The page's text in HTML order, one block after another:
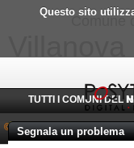
Questo sito
TUTTI I COMUNI DEL
Segnala un problema
© 2010-2026 Posytron